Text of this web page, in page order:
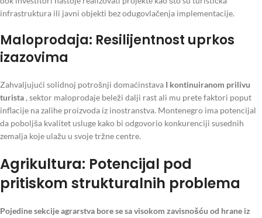
infrastruktura ili javni objekti bez odugovlačenja implementacije.
Maloprodaja: Resilijentnost uprkos
izazovima
Zahvaljujući solidnoj potrošnji domaćinstava I kontinuiranom prilivu
turista , sektor maloprodaje beleži dalji rast ali mu prete faktori poput
inflacije na zalihe proizvoda iz inostranstva. Montenegro ima potencijal
da poboljša kvalitet usluge kako bi odgovorio konkurenciji susednih
zemalja koje ulažu u svoje tržne centre.
Agrikultura: Potencijal pod
pritiskom strukturalnih problema
Pojedine sekcije agrarstva bore se sa visokom zavisnošću od hrane iz